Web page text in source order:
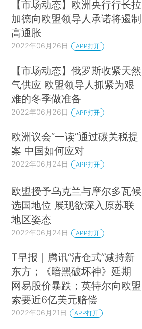
【市场动态】欧洲央行行长拉
加德向欧盟领导人承诺将遏制
高通胀
2022年06月26日 APP打开
【市场动态】俄罗斯收紧天然
气供应 欧盟领导人抓紧为艰
难的冬季做准备
2022年06月26日 APP打开
欧洲议会“一读”通过碳关税提
案 中国如何应对
2022年06月24日 APP打开
欧盟授予乌克兰与摩尔多瓦候
选国地位 展现欲深入原苏联
地区姿态
2022年06月24日 APP打开
T早报｜腾讯“清仓式”减持新
东方；《暗黑破坏神》延期
网易股价暴跌；英特尔向欧盟
索要近6亿美元赔偿
2022年06月21日 APP打开